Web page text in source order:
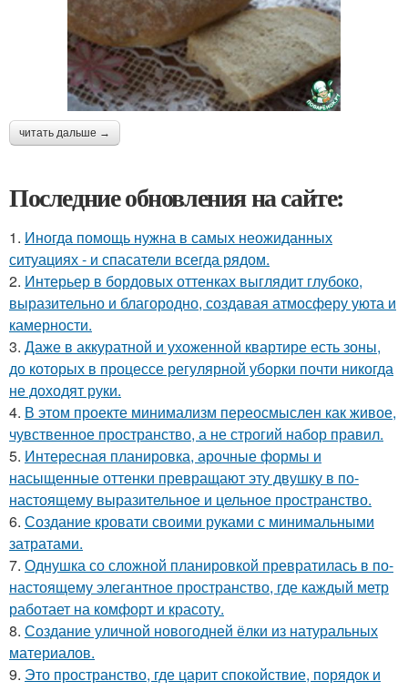
читать дальше →
Последние обновления на сайте:
1. Иногда помощь нужна в самых неожиданных
ситуациях - и спасатели всегда рядом.
2. Интерьер в бордовых оттенках выглядит глубоко,
выразительно и благородно, создавая атмосферу уюта и
камерности.
3. Даже в аккуратной и ухоженной квартире есть зоны,
до которых в процессе регулярной уборки почти никогда
не доходят руки.
4. В этом проекте минимализм переосмыслен как живое,
чувственное пространство, а не строгий набор правил.
5. Интересная планировка, арочные формы и
насыщенные оттенки превращают эту двушку в по-
настоящему выразительное и цельное пространство.
6. Создание кровати своими руками с минимальными
затратами.
7. Однушка со сложной планировкой превратилась в по-
настоящему элегантное пространство, где каждый метр
работает на комфорт и красоту.
8. Создание уличной новогодней ёлки из натуральных
материалов.
9. Это пространство, где царит спокойствие, порядок и